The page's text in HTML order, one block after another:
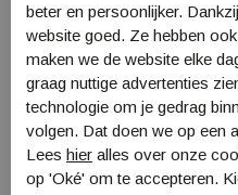
Leki Khumbu AS
beter en persoonlijker.
website goed. Ze hebben
maken we de website elke
graag nuttige advertenties
technologie om je gedrag
volgen. Dat doen we op een
Lees hier alles over onze
op 'Oké' om te accepteren.